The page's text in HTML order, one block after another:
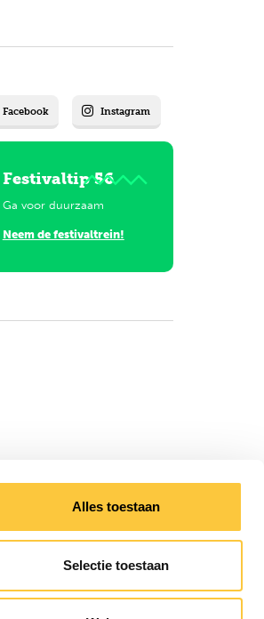
Alles toestaan
Selectie toestaan
Facebook Instagram
Festivaltip 56
Ga voor duurzaam
Neem de festivaltrein!